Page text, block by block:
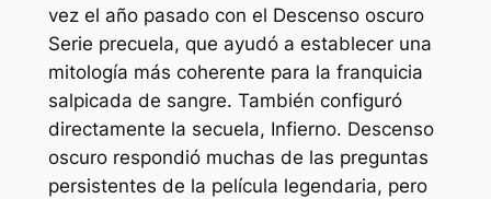
vez el año pasado con el Descenso oscuro
Serie precuela, que ayudó a establecer una
mitología más coherente para la franquicia
salpicada de sangre. También configuró
directamente la secuela, Infierno. Descenso
oscurorespondió muchas de las preguntas
persistentes de la película legendaria, pero